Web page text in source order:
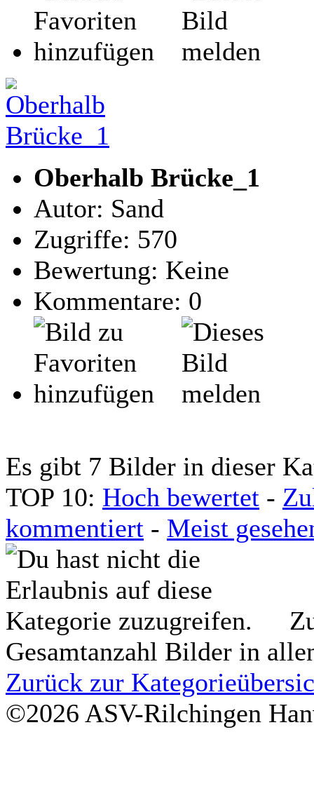
Oberhalb Brücke_1
Autor: Sand
Zugriffe: 570
Bewertung: Keine
Kommentare: 0
Es gibt 7 Bilder in dieser
TOP 10: Hoch bewertet -
kommentiert - Meist
Gesamtanzahl Bilder in
Zurück zur
©2026 ASV-Rilchingen